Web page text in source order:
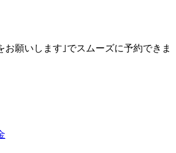
お願いします｣でスムーズに予約できま